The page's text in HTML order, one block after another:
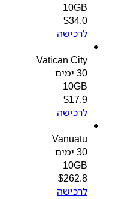
10GB
$34.0
לרכישה
Vatican City
10GB
$17.9
לרכישה
Vanuatu
10GB
$262.8
לרכישה